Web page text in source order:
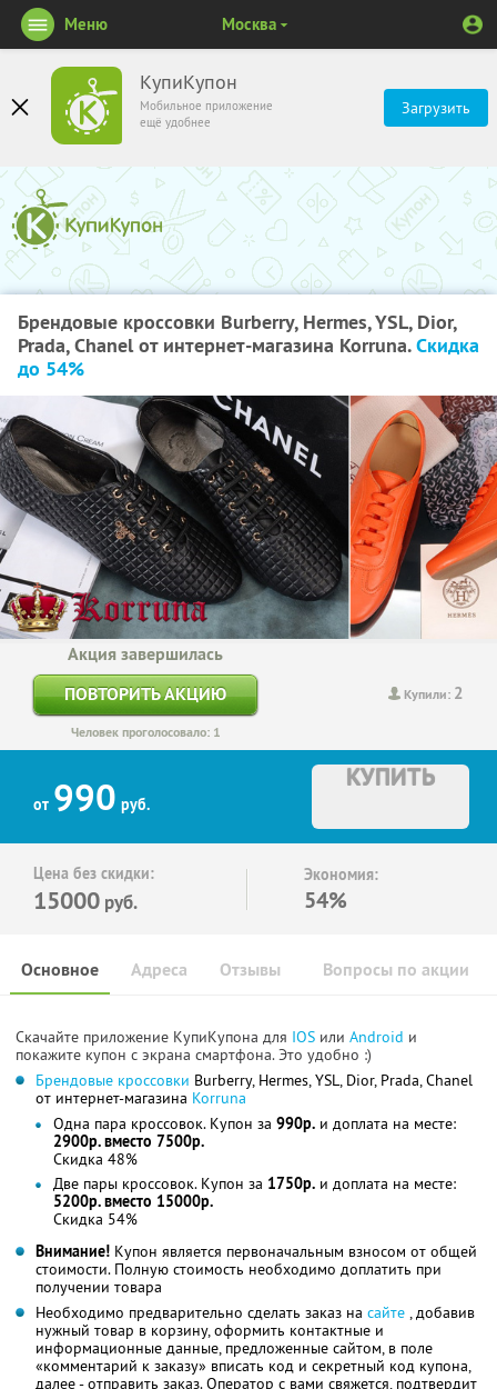
КупиКупон
Мобильное приложение
ещё удобнее
Загрузить
Меню Москва
Брендовые кроссовки Burberry, Hermes, YSL, Dior,
Prada, Chanel от интернет-магазина Korruna.Скидка
до 54%
Купили: 2
Акция завершилась
ПОВТОРИТЬ АКЦИЮ
Человек проголосовало: 1
от 990 руб.
КУПИТЬ
Цена без скидки:
15000 руб.
Экономия:
54%
Основное Отзывы Вопросы по акции
Адреса
Скачайте приложение КупиКупона для IOS или Android и
покажите купон с экрана смартфона. Это удобно :)
Брендовые кроссовки Burberry, Hermes, YSL, Dior, Prada, Chanel
от интернет-магазина Korruna
Одна пара кроссовок. Купон за 990р. и доплата на месте:
2900р. вместо 7500р.
Скидка 48%
Две пары кроссовок. Купон за 1750р. и доплата на месте:
5200р. вместо 15000р.
Скидка 54%
Внимание! Купон является первоначальным взносом от общей
стоимости. Полную стоимость необходимо доплатить при
получении товара
Необходимо предварительно сделать заказ на сайте , добавив
нужный товар в корзину, оформить контактные и
информационные данные, предложенные сайтом, в поле
«комментарий к заказу» вписать код и секретный код купона,
далее - отправить заказ. Оператор с вами свяжется, подтвердит